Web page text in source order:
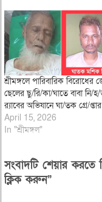
শ্রীমঙ্গলে পারিবারিক বিরোধের
ছেলের ছু/রি/কা/ঘাতে বাবা নি/
র‌্যাবের অভিযানে ঘা/তক গ্রে/প্তার
April 15, 2026
In "শ্রীমঙ্গল"
সংবাদটি শেয়ার করতে
ক্লিক করুন”